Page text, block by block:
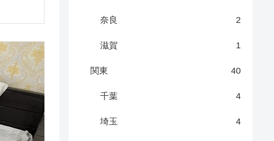
奈良 2
滋賀 1
関東 40
千葉 4
埼玉 4